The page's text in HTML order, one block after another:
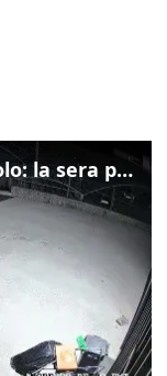
Ladri alla Comelstile di Pozzuolo: la sera prima il tentato furto a Buja, ecco le immagini